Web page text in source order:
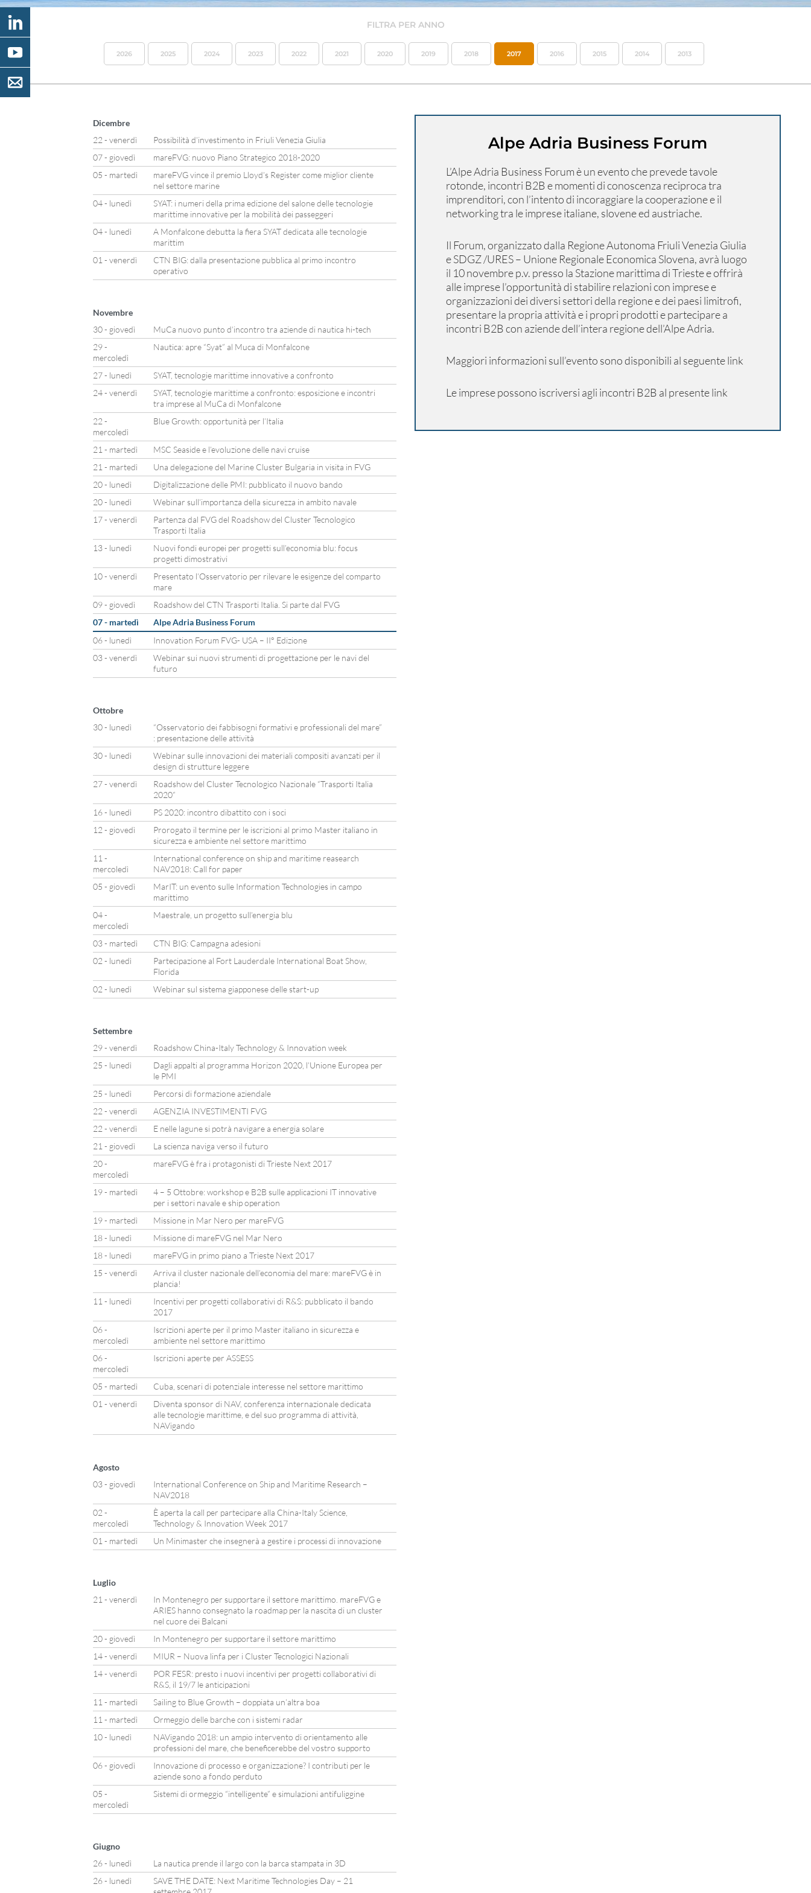
FILTRA PER ANNO
2026 2025 2024 2023 2022 2021 2020 2019 2018 2017 2016 2015 2014 2013
Dicembre
22 - venerdì
Possibilità d’investimento in Friuli Venezia Giulia
07 - giovedì
mareFVG: nuovo Piano Strategico 2018-2020
05 - martedì
mareFVG vince il premio Lloyd’s Register come miglior cliente
nel settore marine
04 - lunedì
SYAT: i numeri della prima edizione del salone delle tecnologie
marittime innovative per la mobilità dei passeggeri
04 - lunedì
A Monfalcone debutta la fiera SYAT dedicata alle tecnologie
marittim
01 - venerdì
CTN BIG: dalla presentazione pubblica al primo incontro
operativo
Novembre
30 - giovedì
MuCa nuovo punto d’incontro tra aziende di nautica hi-tech
29 -
mercoledì
Nautica: apre “Syat” al Muca di Monfalcone
27 - lunedì
SYAT, tecnologie marittime innovative a confronto
24 - venerdì
SYAT, tecnologie marittime a confronto: esposizione e incontri
tra imprese al MuCa di Monfalcone
22 -
mercoledì
Blue Growth: opportunità per l’Italia
21 - martedì
MSC Seaside e l’evoluzione delle navi cruise
21 - martedì
Una delegazione del Marine Cluster Bulgaria in visita in FVG
20 - lunedì
Digitalizzazione delle PMI: pubblicato il nuovo bando
20 - lunedì
Webinar sull’importanza della sicurezza in ambito navale
17 - venerdì
Partenza dal FVG del Roadshow del Cluster Tecnologico
Trasporti Italia
13 - lunedì
Nuovi fondi europei per progetti sull’economia blu: focus
progetti dimostrativi
10 - venerdì
Presentato l’Osservatorio per rilevare le esigenze del comparto
mare
09 - giovedì
Roadshow del CTN Trasporti Italia. Si parte dal FVG
07 - martedì
Alpe Adria Business Forum
06 - lunedì
Innovation Forum FVG- USA – II° Edizione
03 - venerdì
Webinar sui nuovi strumenti di progettazione per le navi del
futuro
Ottobre
30 - lunedì
“Osservatorio dei fabbisogni formativi e professionali del mare”
: presentazione delle attività
30 - lunedì
Webinar sulle innovazioni dei materiali compositi avanzati per il
design di strutture leggere
27 - venerdì
Roadshow del Cluster Tecnologico Nazionale “Trasporti Italia
2020”
16 - lunedì
PS 2020: incontro dibattito con i soci
12 - giovedì
Prorogato il termine per le iscrizioni al primo Master italiano in
sicurezza e ambiente nel settore marittimo
11 -
mercoledì
International conference on ship and maritime reasearch
NAV2018: Call for paper
05 - giovedì
MarIT: un evento sulle Information Technologies in campo
marittimo
04 -
mercoledì
Maestrale, un progetto sull’energia blu
03 - martedì
CTN BIG: Campagna adesioni
02 - lunedì
Partecipazione al Fort Lauderdale International Boat Show,
Florida
02 - lunedì
Webinar sul sistema giapponese delle start-up
Settembre
29 - venerdì
Roadshow China-Italy Technology & Innovation week
25 - lunedì
Dagli appalti al programma Horizon 2020, l’Unione Europea per
le PMI
25 - lunedì
Percorsi di formazione aziendale
22 - venerdì
AGENZIA INVESTIMENTI FVG
22 - venerdì
E nelle lagune si potrà navigare a energia solare
21 - giovedì
La scienza naviga verso il futuro
20 -
mercoledì
mareFVG è fra i protagonisti di Trieste Next 2017
19 - martedì
4 – 5 Ottobre: workshop e B2B sulle applicazioni IT innovative
per i settori navale e ship operation
19 - martedì
Missione in Mar Nero per mareFVG
18 - lunedì
Missione di mareFVG nel Mar Nero
18 - lunedì
mareFVG in primo piano a Trieste Next 2017
15 - venerdì
Arriva il cluster nazionale dell’economia del mare: mareFVG è in
plancia!
11 - lunedì
Incentivi per progetti collaborativi di R&S: pubblicato il bando
2017
06 -
mercoledì
Iscrizioni aperte per il primo Master italiano in sicurezza e
ambiente nel settore marittimo
06 -
mercoledì
Iscrizioni aperte per ASSESS
05 - martedì
Cuba, scenari di potenziale interesse nel settore marittimo
01 - venerdì
Diventa sponsor di NAV, conferenza internazionale dedicata
alle tecnologie marittime, e del suo programma di attività,
NAVigando
Agosto
03 - giovedì
International Conference on Ship and Maritime Research –
NAV2018
02 -
mercoledì
È aperta la call per partecipare alla China-Italy Science,
Technology & Innovation Week 2017
01 - martedì
Un Minimaster che insegnerà a gestire i processi di innovazione
Luglio
21 - venerdì
In Montenegro per supportare il settore marittimo. mareFVG e
ARIES hanno consegnato la roadmap per la nascita di un cluster
nel cuore dei Balcani
20 - giovedì
In Montenegro per supportare il settore marittimo
14 - venerdì
MIUR – Nuova linfa per i Cluster Tecnologici Nazionali
14 - venerdì
POR FESR: presto i nuovi incentivi per progetti collaborativi di
R&S, il 19/7 le anticipazioni
11 - martedì
Sailing to Blue Growth – doppiata un’altra boa
11 - martedì
Ormeggio delle barche con i sistemi radar
10 - lunedì
NAVigando 2018: un ampio intervento di orientamento alle
professioni del mare, che beneficerebbe del vostro supporto
06 - giovedì
Innovazione di processo e organizzazione? I contributi per le
aziende sono a fondo perduto
05 -
mercoledì
Sistemi di ormeggio “intelligente” e simulazioni antifuliggine
Giugno
26 - lunedì
La nautica prende il largo con la barca stampata in 3D
26 - lunedì
SAVE THE DATE: Next Maritime Technologies Day – 21
Alpe Adria Business Forum
L’Alpe Adria Business Forum è un evento che prevede tavole
rotonde, incontri B2B e momenti di conoscenza reciproca tra
imprenditori, con l’intento di incoraggiare la cooperazione e il
networking tra le imprese italiane, slovene ed austriache.
Il Forum, organizzato dalla Regione Autonoma Friuli Venezia Giulia
e SDGZ /URES – Unione Regionale Economica Slovena, avrà luogo
il 10 novembre p.v. presso la Stazione marittima di Trieste e offrirà
alle imprese l’opportunità di stabilire relazioni con imprese e
organizzazioni dei diversi settori della regione e dei paesi limitrofi,
presentare la propria attività e i propri prodotti e partecipare a
incontri B2B con aziende dell’intera regione dell’Alpe Adria.
Maggiori informazioni sull’evento sono disponibili al seguentelink
Le imprese possono iscriversi agli incontri B2B al presentelink